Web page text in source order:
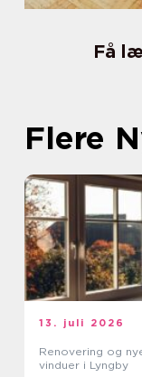
Få
Flere
13. juli 2026
Renovering og
vinduer i Lyngby